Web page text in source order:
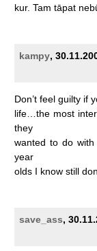
kur. Tam tāpat
kampy,
Don’t feel guilty if
life…the most
they
wanted to do with
year
olds I know still
save_ass,